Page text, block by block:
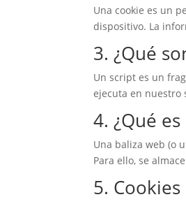
Una cookie es un
dispositivo. La
3. ¿Qué
Un script es un
ejecuta en nuestro
4. ¿Qué
Una baliza web (o
Para ello, se
5. Cookies